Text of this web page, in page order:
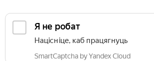
Я не робат
Націсніце, каб працягнуць
SmartCaptcha by Yandex Cloud